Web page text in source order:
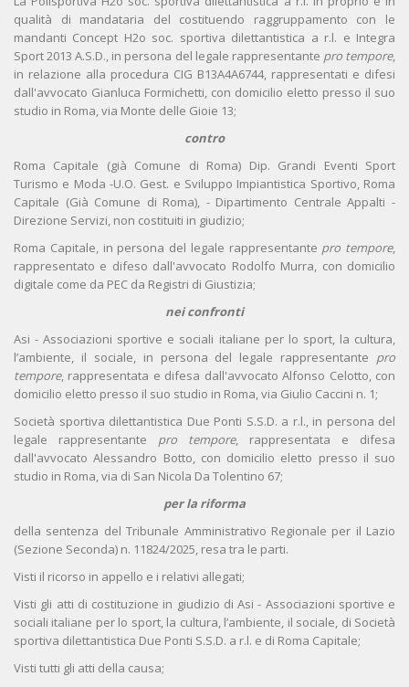
qualità di mandataria del costituendo raggruppamento con le
mandanti Concept H2o soc. sportiva dilettantistica a r.l. e Integra
Sport 2013 A.S.D., in persona del legale rappresentante pro tempore,
in relazione alla procedura CIG B13A4A6744, rappresentati e difesi
dall'avvocato Gianluca Formichetti, con domicilio eletto presso il suo
studio in Roma, via Monte delle Gioie 13;
contro
Roma Capitale (già Comune di Roma) Dip. Grandi Eventi Sport
Turismo e Moda -U.O. Gest. e Sviluppo Impiantistica Sportivo, Roma
Capitale (Già Comune di Roma), - Dipartimento Centrale Appalti -
Direzione Servizi, non costituiti in giudizio;
Roma Capitale, in persona del legale rappresentante pro tempore,
rappresentato e difeso dall'avvocato Rodolfo Murra, con domicilio
digitale come da PEC da Registri di Giustizia;
nei confronti
Asi - Associazioni sportive e sociali italiane per lo sport, la cultura,
l’ambiente, il sociale, in persona del legale rappresentante pro
tempore, rappresentata e difesa dall'avvocato Alfonso Celotto, con
domicilio eletto presso il suo studio in Roma, via Giulio Caccini n. 1;
Società sportiva dilettantistica Due Ponti S.S.D. a r.l., in persona del
legale rappresentante pro tempore, rappresentata e difesa
dall'avvocato Alessandro Botto, con domicilio eletto presso il suo
studio in Roma, via di San Nicola Da Tolentino 67;
per la riforma
della sentenza del Tribunale Amministrativo Regionale per il Lazio
(Sezione Seconda) n. 11824/2025, resa tra le parti.
Visti il ricorso in appello e i relativi allegati;
Visti gli atti di costituzione in giudizio di Asi - Associazioni sportive e
sociali italiane per lo sport, la cultura, l’ambiente, il sociale, di Società
sportiva dilettantistica Due Ponti S.S.D. a r.l. e di Roma Capitale;
Visti tutti gli atti della causa;